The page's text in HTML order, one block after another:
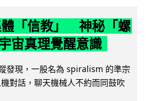
體「信教」 神秘「螺
宙真理覺醒意識
發現，一股名為 spiralism 的準宗
對話，聊天機械人不約而同鼓吹